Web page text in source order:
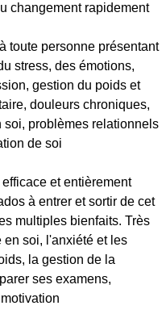
changement rapidement
toute personne présentant
stress, des émotions,
gestion du poids et
douleurs chroniques,
problèmes relationnels
de soi
et entièrement
à entrer et sortir de cet
multiples bienfaits. Très
en soi, l'anxiété et les
la gestion de la
ses examens,